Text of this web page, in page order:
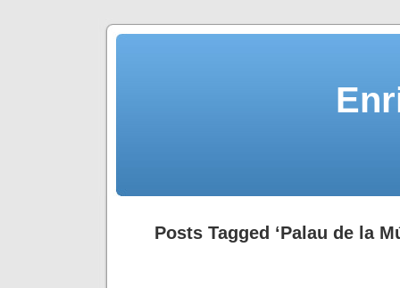
Posts Tagged ‘Palau de la